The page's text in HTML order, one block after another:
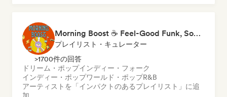
Morning Boost ☕ Feel-Good Funk, Soul & Neo-Soul to Wake Up
プレイリスト・キュレーター
>1700件の回答
ドリーム・ポップインディー・フォーク
インディー・ポップワールド・ポップR&B
アーティストを「インパクトのあるプレイリスト」に追